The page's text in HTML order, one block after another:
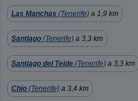
Las Manchas (Tenerife) a 1,9 km
Santiago (Tenerife) a 3,3 km
Santiago del Teide (Tenerife) a 3,3 km
Chio (Tenerife) a 3,4 km